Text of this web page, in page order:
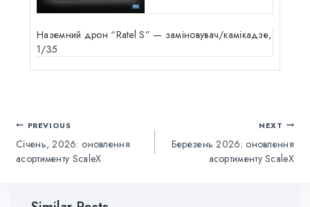
Наземний дрон “Ratel S” — заміновувач/камікадзе,
1/35
PREVIOUS
Січень, 2026: оновлення
асортименту ScaleX
NEXT
Березень 2026: оновлення
асортименту ScaleX